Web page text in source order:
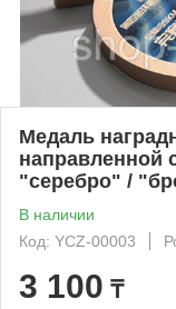
Медаль
направленной
"серебро" /
В наличии
Код: YCZ-00003
3 100 ₸